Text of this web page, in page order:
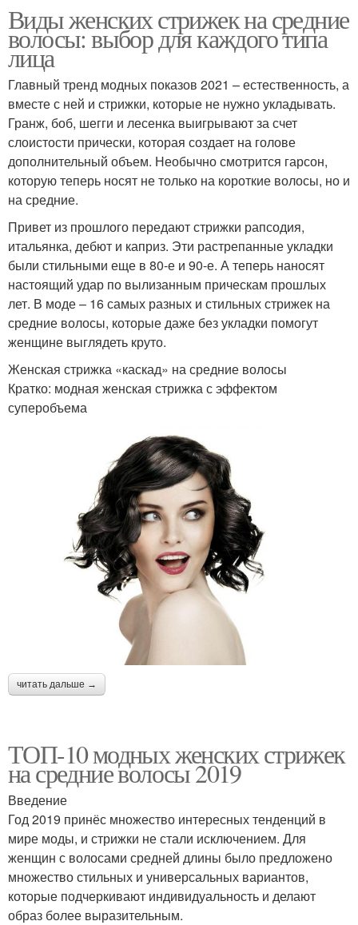
Виды женских стрижек на средние
волосы: выбор для каждого типа
лица
Главный тренд модных показов 2021 – естественность, а
вместе с ней и стрижки, которые не нужно укладывать.
Гранж, боб, шегги и лесенка выигрывают за счет
слоистости прически, которая создает на голове
дополнительный объем. Необычно смотрится гарсон,
которую теперь носят не только на короткие волосы, но и
на средние.
Привет из прошлого передают стрижки рапсодия,
итальянка, дебют и каприз. Эти растрепанные укладки
были стильными еще в 80-е и 90-е. А теперь наносят
настоящий удар по вылизанным прическам прошлых
лет. В моде – 16 самых разных и стильных стрижек на
средние волосы, которые даже без укладки помогут
женщине выглядеть круто.
Женская стрижка «каскад» на средние волосы
Кратко: модная женская стрижка с эффектом
суперобъема
читать дальше →
ТОП-10 модных женских стрижек
на средние волосы 2019
Введение
Год 2019 принёс множество интересных тенденций в
мире моды, и стрижки не стали исключением. Для
женщин с волосами средней длины было предложено
множество стильных и универсальных вариантов,
которые подчеркивают индивидуальность и делают
образ более выразительным.